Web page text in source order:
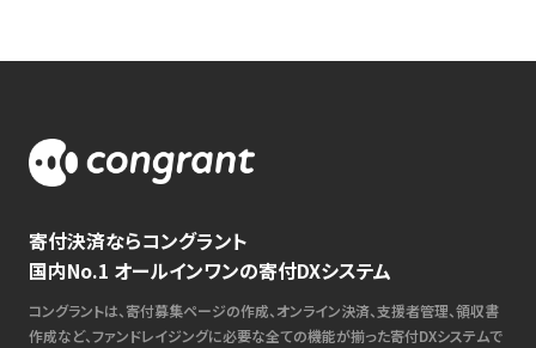
寄付決済ならコングラント
国内No.1 オールインワンの寄付DXシステム
コングラントは、寄付募集ページの作成、オンライン決済、支援者管理、領収書
作成など、ファンドレイジングに必要な全ての機能が揃った寄付DXシステムで